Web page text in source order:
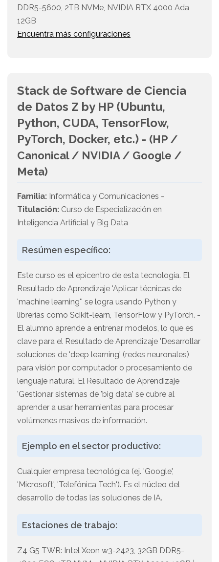
DDR5-5600, 2TB NVMe, NVIDIA RTX 4000 Ada
12GB
Encuentra más configuraciones
Stack de Software de Ciencia
de Datos Z by HP (Ubuntu,
Python, CUDA, TensorFlow,
PyTorch, Docker, etc.) - (HP /
Canonical / NVIDIA / Google /
Meta)
Familia: Informática y Comunicaciones -
Titulación: Curso de Especialización en
Inteligencia Artificial y Big Data
Resúmen específico:
Este curso es el epicentro de esta tecnología. El
Resultado de Aprendizaje 'Aplicar técnicas de
'machine learning'' se logra usando Python y
librerías como Scikit-learn, TensorFlow y PyTorch. -
El alumno aprende a entrenar modelos, lo que es
clave para el Resultado de Aprendizaje 'Desarrollar
soluciones de 'deep learning' (redes neuronales)
para visión por computador o procesamiento de
lenguaje natural. El Resultado de Aprendizaje
'Gestionar sistemas de 'big data' se cubre al
aprender a usar herramientas para procesar
volúmenes masivos de información.
Ejemplo en el sector productivo:
Cualquier empresa tecnológica (ej. 'Google',
'Microsoft', 'Telefónica Tech'). Es el núcleo del
desarrollo de todas las soluciones de IA.
Estaciones de trabajo:
Z4 G5 TWR: Intel Xeon w3-2423, 32GB DDR5-